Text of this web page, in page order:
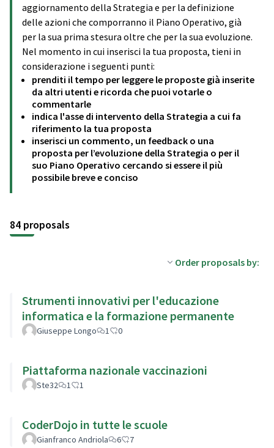
aggiornamento della Strategia e per la definizione
delle azioni che comporranno il Piano Operativo, già
per la sua prima stesura oltre che per la sua evoluzione.
Nel momento in cui inserisci la tua proposta, tieni in
considerazione i seguenti punti:
prenditi il tempo per leggere le proposte già inserite
da altri utenti e ricorda che puoi votarle o
commentarle
indica l'asse di intervento della Strategia a cui fa
riferimento la tua proposta
inserisci un commento, un feedback o una
proposta per l’evoluzione della Strategia o per il
suo Piano Operativo cercando si essere il più
possibile breve e conciso
84 proposals
Order proposals by:
Strumenti innovativi per l'educazione
informatica e la formazione permanente
Giuseppe Longo 1 0
Piattaforma nazionale vaccinazioni
Ste32 1 1
CoderDojo in tutte le scuole
Gianfranco Andriola 6 7